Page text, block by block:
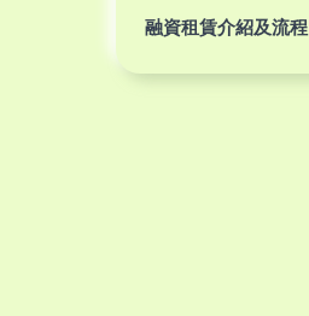
融資租賃介紹及流程